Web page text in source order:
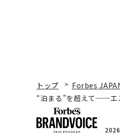
トップ Forbes
“泊まる”を超えて──エ